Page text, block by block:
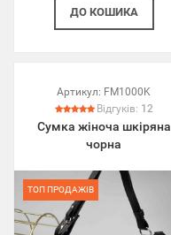
ДО КОШИКА
Артикул: FM1000K
Відгуків: 12
Сумка жіноча шкіряна
чорна
ТОП ПРОДАЖІВ